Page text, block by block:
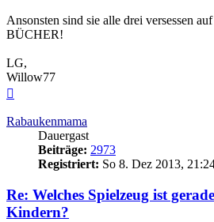
Ansonsten sind sie alle drei versessen
BÜCHER!
LG,
Willow77
Rabaukenmama
Dauergast
Beiträge: 2973
Registriert: So 8. Dez 2013,
Re: Welches Spielzeug ist
Kindern?